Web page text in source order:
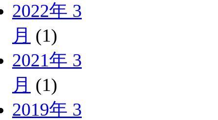
2022年 3
月 (1)
2021年 3
月 (1)
2019年 3